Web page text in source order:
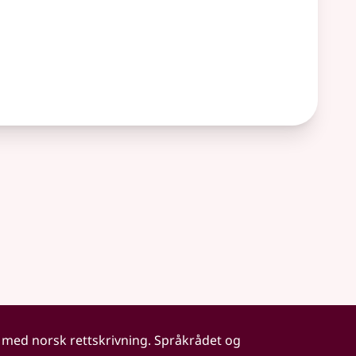
norsk rettskrivning. Språkrådet og